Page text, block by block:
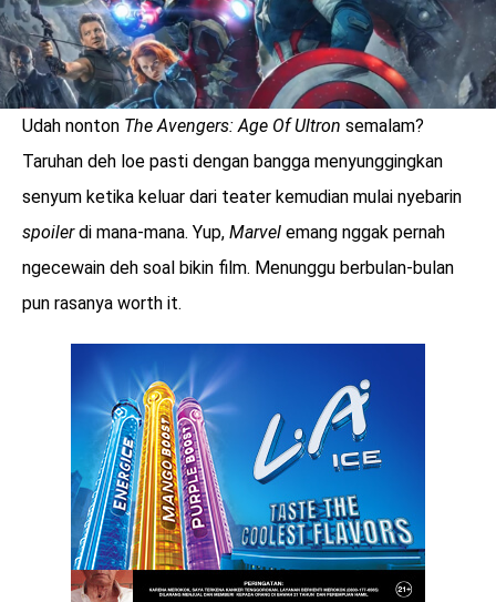
menarik
Udah nonton The Avengers: Age Of Ultron semalam?
Taruhan deh loe pasti dengan bangga menyunggingkan
senyum ketika keluar dari teater kemudian mulai nyebarin
spoilerdi mana-mana. Yup, Marvel emang nggak pernah
ngecewain deh soal bikin film. Menunggu berbulan-bulan
pun rasanya worth it.